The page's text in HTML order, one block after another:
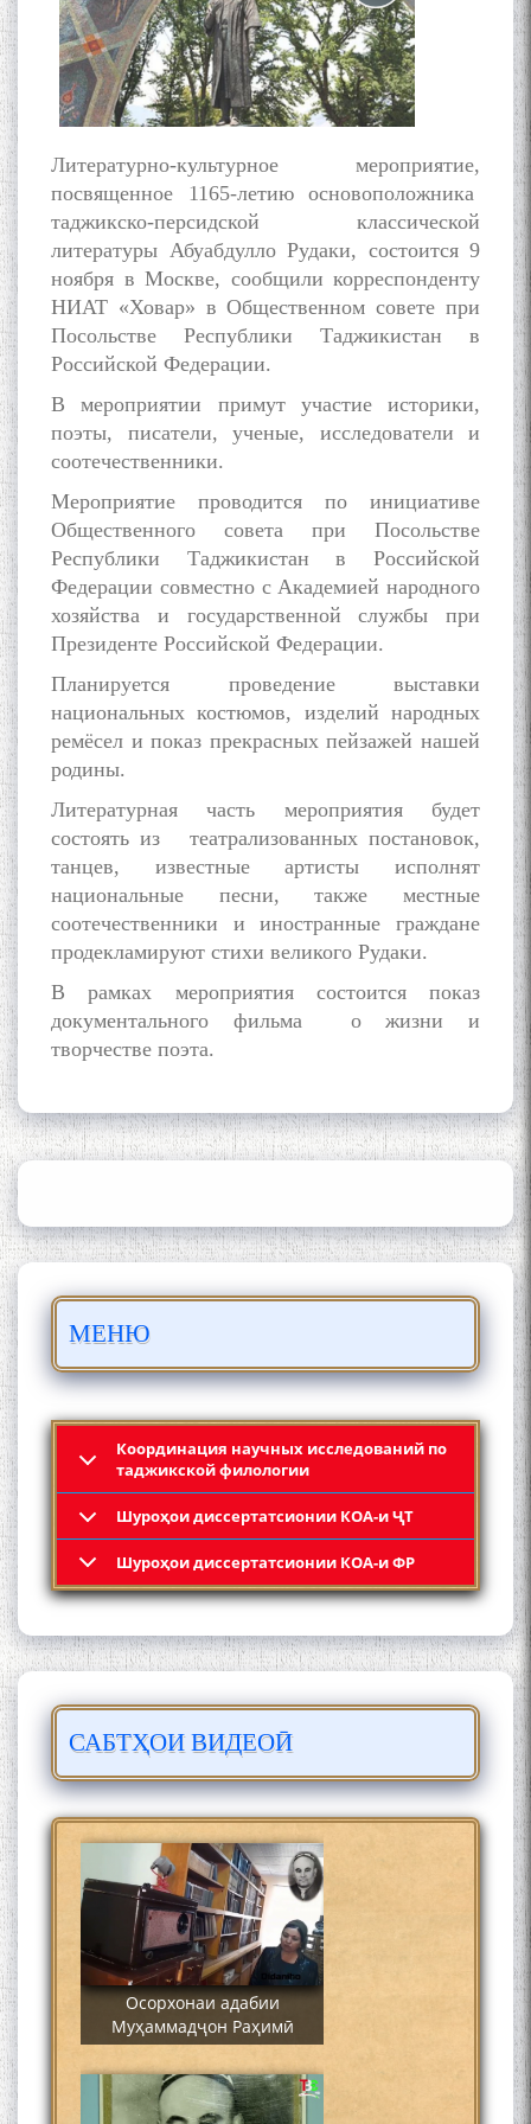
Литературно-культурное мероприятие,
посвященное 1165-летию основоположника
таджикско-персидской классической
литературы Абуабдулло Рудаки, состоится 9
ноября в Москве, сообщили корреспонденту
НИАТ «Ховар» в Общественном совете при
Посольстве Республики Таджикистан в
Российской Федерации.
В мероприятии примут участие историки,
поэты, писатели, ученые, исследователи и
соотечественники.
Мероприятие проводится по инициативе
Общественного совета при Посольстве
Республики Таджикистан в Российской
Федерации совместно с Академией народного
хозяйства и государственной службы при
Президенте Российской Федерации.
Планируется проведение ​​выставки
национальных костюмов, изделий народных
ремёсел и показ прекрасных пейзажей нашей
родины.
Литературная часть мероприятия будет
состоять из театрализованных постановок,
танцев, известные артисты исполнят
национальные песни, также местные
соотечественники и иностранные граждане
продекламируют стихи великого Рудаки.
В рамках мероприятия состоится показ
документального фильма о жизни и
творчестве поэта.
МЕНЮ
Координация научных исследований по
таджикской филологии
Шyроҳои диссертатсионии КОА-и ҶТ
Шyроҳои диссертатсионии КОА-и ФР
САБТҲОИ ВИДЕОӢ
قناعت Mumin Qanoat
Муъмин Қаноат\Meeting of
young talents with Mumyin
Kanoat
The Persian Gulf Beautiful
poetry from Устод Мумин
Қаноат (Ustod Mumin Qanoat)
and Master Mehryar
Mehrafarin about the conflict
of the name of the Persian
Сайри Дарвоз бо Мӯъмин
Қаноат: Чанор ҳам "гап"
мезанад
АЗ ҶОНИБИ ОЛИМОНИ
АКАДЕМИЯИ МИЛЛИИ
БО 4 000 000 СОМОНӢ
ПАЙКАРА ВА ОСОРХОНАИ
ШУД!
Кадамчо Худои Шарифзода
Сайре дар Осорхона
Муҳаммадҷон Раҳимӣ
Осорхонаи адабии
Муҳаммадҷон Раҳимӣ